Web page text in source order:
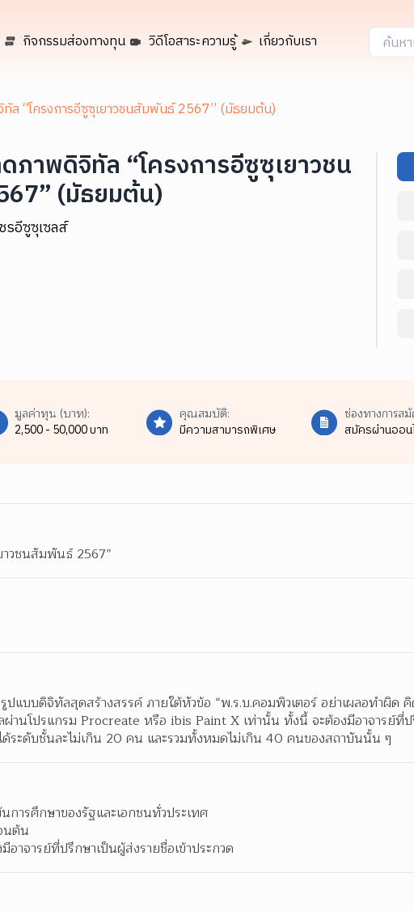
กิจกรรมส่องทางทุน วิดีโอสาระความรู้ เกี่ยวกับเรา
ล “โครงการอีซูซุเยาวชนสัมพันธ์ 2567” (มัธยมต้น)
ภาพดิจิทัล “โครงการอีซูซุเยาวชน
(มัธยมต้น)
อีซูซุเซลส์
มูลค่าทุน (บาท):
2,500 - 50,000 บาท
คุณสมบัติ:
มีความสามารถพิเศษ
ช่องทางการสมั
สมัครผ่านออน
าวชนสัมพันธ์ 2567”
แบบดิจิทัลสุดสร้างสรรค์ ภายใต้หัวข้อ “พ.ร.บ.คอมพิวเตอร์ อย่าเผลอทำผิด
ผ่านโปรแกรม Procreate หรือ ibis Paint X เท่านั้น ทั้งนี้ จะต้องมีอาจารย์ที่ป
ระดับชั้นละไม่เกิน 20 คน และรวมทั้งหมดไม่เกิน 40 คนของสถาบันนั้น ๆ
ารศึกษาของรัฐและเอกชนทั่วประเทศ
นต้น
อาจารย์ที่ปรึกษาเป็นผู้ส่งรายชื่อเข้าประกวด